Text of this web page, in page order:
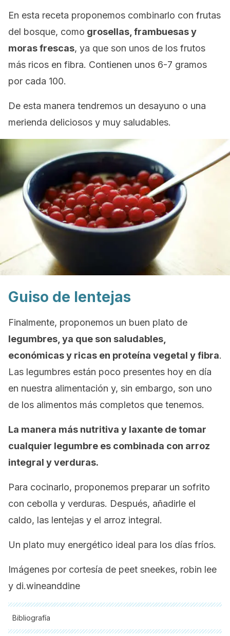
En esta receta proponemos combinarlo con frutas
del bosque, como grosellas, frambuesas y
moras frescas, ya que son unos de los frutos
más ricos en fibra. Contienen unos 6-7 gramos
por cada 100.
De esta manera tendremos un desayuno o una
merienda deliciosos y muy saludables.
Guiso de lentejas
Finalmente, proponemos un buen plato de
legumbres, ya que son saludables,
económicas y ricas en proteína vegetal y fibra.
Las legumbres están poco presentes hoy en día
en nuestra alimentación y, sin embargo, son uno
de los alimentos más completos que tenemos.
La manera más nutritiva y laxante de tomar
cualquier legumbre es combinada con arroz
integral y verduras.
Para cocinarlo, proponemos preparar un sofrito
con cebolla y verduras. Después, añadirle el
caldo, las lentejas y el arroz integral.
Un plato muy energético ideal para los días fríos.
Imágenes por cortesía de peet sneekes, robin lee
y di.wineanddine
Bibliografía
Todas las fuentes citadas fueron revisadas a profundidad por